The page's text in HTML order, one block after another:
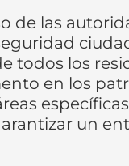
de las
todos los
en los
un